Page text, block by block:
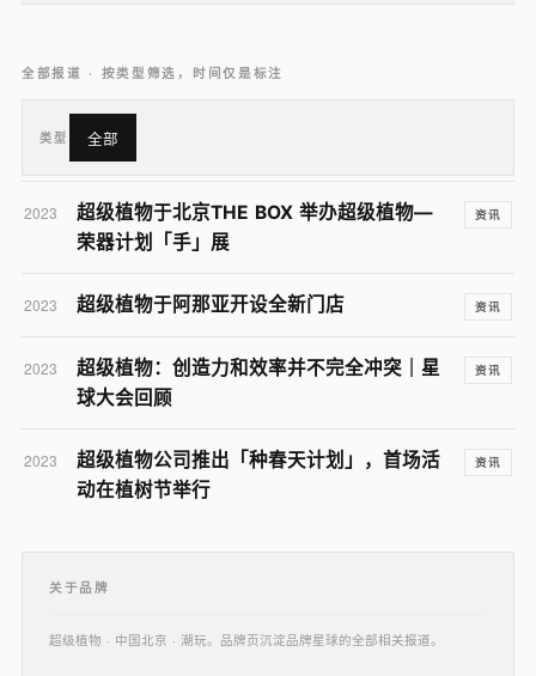
全部报道 · 按类型筛选，时间仅是标注
类型 全部
2023
超级植物于北京THE BOX 举办超级植物—
荣器计划「手」展
资讯
2023 超级植物于阿那亚开设全新门店 资讯
2023
超级植物：创造力和效率并不完全冲突｜星
球大会回顾
资讯
2023
超级植物公司推出「种春天计划」，首场活
动在植树节举行
资讯
关于品牌
超级植物 · 中国北京 · 潮玩。品牌页沉淀品牌星球的全部相关报道。